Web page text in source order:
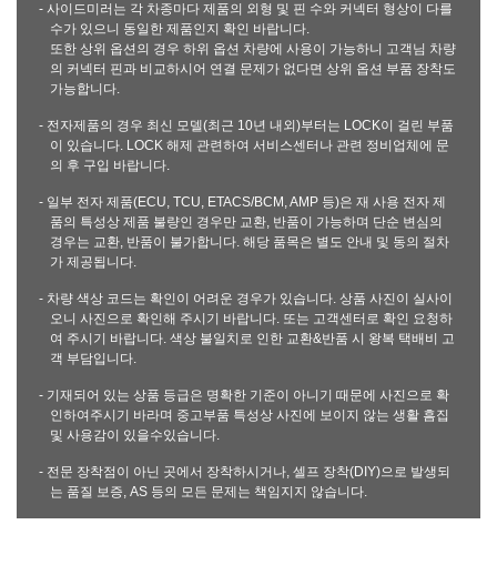
- 사이드미러는 각 차종마다 제품의 외형 및 핀 수와 커넥터 형상이 다를
수가 있으니 동일한 제품인지 확인 바랍니다.
또한 상위 옵션의 경우 하위 옵션 차량에 사용이 가능하니 고객님 차량
의 커넥터 핀과 비교하시어 연결 문제가 없다면 상위 옵션 부품 장착도
가능합니다.
- 전자제품의 경우 최신 모델(최근 10년 내외)부터는 LOCK이 걸린 부품
이 있습니다. LOCK 해제 관련하여 서비스센터나 관련 정비업체에 문
의 후 구입 바랍니다.
- 일부 전자 제품(ECU, TCU, ETACS/BCM, AMP 등)은 재 사용 전자 제
품의 특성상 제품 불량인 경우만 교환, 반품이 가능하며 단순 변심의
경우는 교환, 반품이 불가합니다. 해당 품목은 별도 안내 및 동의 절차
가 제공됩니다.
- 차량 색상 코드는 확인이 어려운 경우가 있습니다. 상품 사진이 실사이
오니 사진으로 확인해 주시기 바랍니다. 또는 고객센터로 확인 요청하
여 주시기 바랍니다. 색상 불일치로 인한 교환&반품 시 왕복 택배비 고
객 부담입니다.
- 기재되어 있는 상품 등급은 명확한 기준이 아니기 때문에 사진으로 확
인하여주시기 바라며 중고부품 특성상 사진에 보이지 않는 생활 흠집
및 사용감이 있을수있습니다.
- 전문 장착점이 아닌 곳에서 장착하시거나, 셀프 장착(DIY)으로 발생되
는 품질 보증, AS 등의 모든 문제는 책임지지 않습니다.